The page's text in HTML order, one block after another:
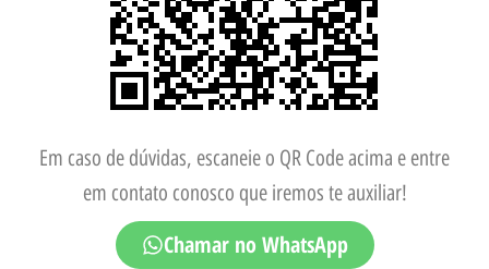
Em caso de dúvidas, escaneie o QR Code acima e entre
em contato conosco que iremos te auxiliar!
Chamar no WhatsApp